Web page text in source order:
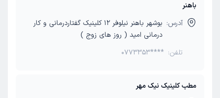
باهنر
آدرس:
بوشهر باهنر نیلوفر 12 کلینیک گفتاردرمانی و کار
درمانی امید ( روز های زوج )
تلفن: 0773353****
مطب کلینیک نیک مهر